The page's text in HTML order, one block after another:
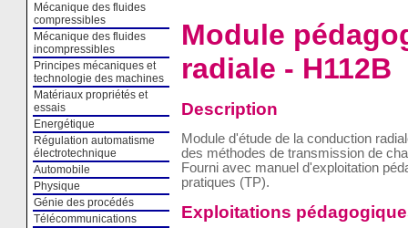
Mécanique des fluides
compressibles
Mécanique des fluides
incompressibles
Principes mécaniques et
technologie des machines
Matériaux propriétés et
essais
Energétique
Régulation automatisme
électrotechnique
Automobile
Physique
Génie des procédés
Télécommunications
Module
radiale - H112B
Description
Module d'étude de la conduction
des méthodes de transmission de
Fourni avec manuel d'exploitation
pratiques (TP).
Exploitations